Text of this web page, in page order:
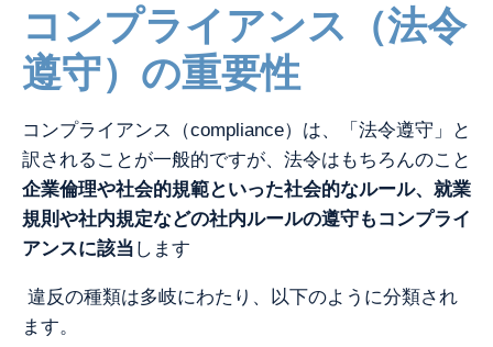
コンプライアンス（法令
遵守）の重要性
コンプライアンス（compliance）は、「法令遵守」と
訳されることが一般的ですが、法令はもちろんのこと
企業倫理や社会的規範といった社会的なルール、就業
規則や社内規定などの社内ルールの遵守もコンプライ
アンスに該当 します
違反の種類は多岐にわたり、以下のように分類され
ます。